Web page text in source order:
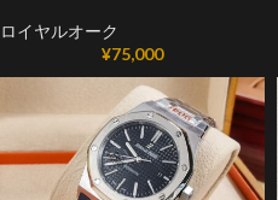
ロイヤルオーク
¥75,000